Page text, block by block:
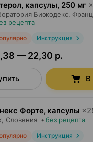
капсулы, 250 мг ×
Биокодекс ,
рецепта
Инструкция
— 22,30 р.
В
Форте, капсулы ×
, Словения • без рецепта
Инструкция